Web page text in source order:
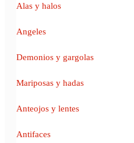
Alas y halos
Angeles
Demonios y gargolas
Mariposas y hadas
Anteojos y lentes
Antifaces